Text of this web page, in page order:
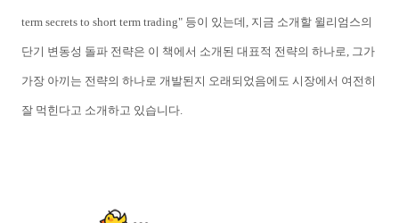
term secrets to short term trading" 등이 있는데, 지금 소개할 윌리엄스의
단기 변동성 돌파 전략은 이 책에서 소개된 대표적 전략의 하나로, 그가
가장 아끼는 전략의 하나로 개발된지 오래되었음에도 시장에서 여전히
잘 먹힌다고 소개하고 있습니다.